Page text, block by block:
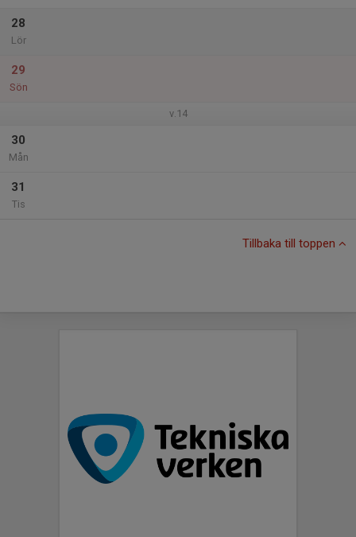
28
Lör
29
Sön
v.14
30
Mån
31
Tis
Tillbaka till toppen